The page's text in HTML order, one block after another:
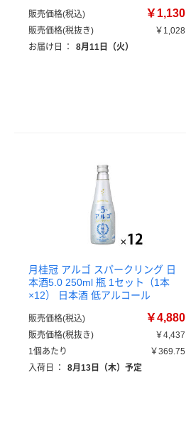
販売価格(税込) ￥1,130
販売価格(税抜き)
￥1,028
お届け日
： 8月11日（火）
月桂冠 アルゴ スパークリング 日
本酒5.0 250ml 瓶 1セット（1本
×12） 日本酒 低アルコール
販売価格(税込) ￥4,880
販売価格(税抜き)
￥4,437
1個あたり
￥369.75
入荷日
： 8月13日（木）予定